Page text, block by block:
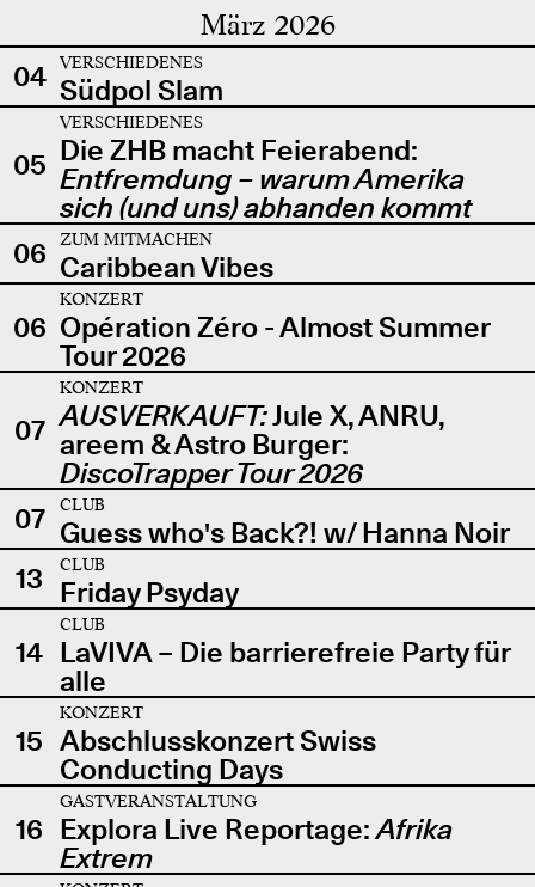
März 2026
04 VERSCHIEDENES
Südpol Slam
05
VERSCHIEDENES
Die ZHB macht Feierabend:
Entfremdung – warum Amerika
sich (und uns) abhanden kommt
06
ZUM MITMACHEN
Caribbean Vibes
06
KONZERT
Opération Zéro - Almost Summer
Tour 2026
07
KONZERT
AUSVERKAUFT:Jule X, ANRU,
areem & Astro Burger:
DiscoTrapper Tour 2026
07
CLUB
Guess who's Back?! w/ Hanna Noir
13
CLUB
Friday Psyday
14
CLUB
LaVIVA – Die barrierefreie Party für
alle
15
KONZERT
Abschlusskonzert Swiss
Conducting Days
16
GASTVERANSTALTUNG
Explora Live Reportage:Afrika
Extrem